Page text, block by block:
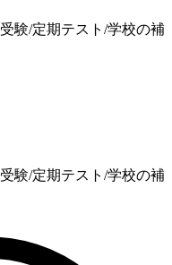
験/定期テスト/学校の補
験/定期テスト/学校の補